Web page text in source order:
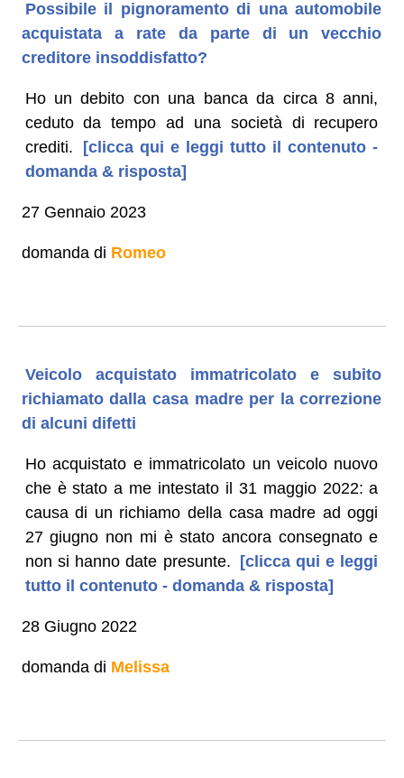
Possibile il pignoramento di una automobile
acquistata a rate da parte di un vecchio
creditore insoddisfatto?
Ho un debito con una banca da circa 8 anni,
ceduto da tempo ad una società di recupero
crediti.
[clicca qui e leggi tutto il contenuto -
domanda & risposta]
27 Gennaio 2023
domanda di Romeo
Veicolo acquistato immatricolato e subito
richiamato dalla casa madre per la correzione
di alcuni difetti
Ho acquistato e immatricolato un veicolo nuovo
che è stato a me intestato il 31 maggio 2022: a
causa di un richiamo della casa madre ad oggi
27 giugno non mi è stato ancora consegnato e
non si hanno date presunte. [clicca qui e leggi
tutto il contenuto - domanda & risposta]
28 Giugno 2022
domanda di Melissa